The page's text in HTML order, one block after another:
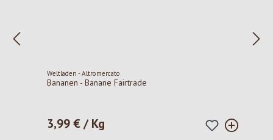
Weltladen - Altromercato
Bananen - Banane Fairtrade
Regulärer Preis:
3,99 € / Kg